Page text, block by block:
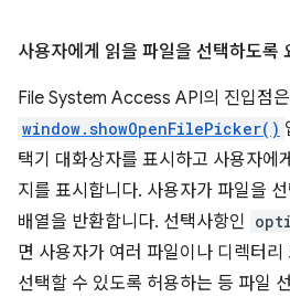
사용자에게 읽을 파일을 선택하도록
File System Access API의 진입점은
window.showOpenFilePicker()
택기 대화상자를 표시하고 사용자에
지를 표시합니다. 사용자가 파일을
배열을 반환합니다. 선택사항인
면 사용자가 여러 파일이나 디렉터
선택할 수 있도록 허용하는 등 파일